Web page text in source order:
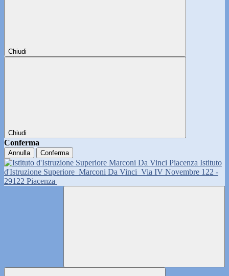
Chiudi
Chiudi
Conferma
Annulla Conferma
Istituto
d'Istruzione Superiore Marconi Da Vinci Via IV Novembre 122 -
29122 Piacenza